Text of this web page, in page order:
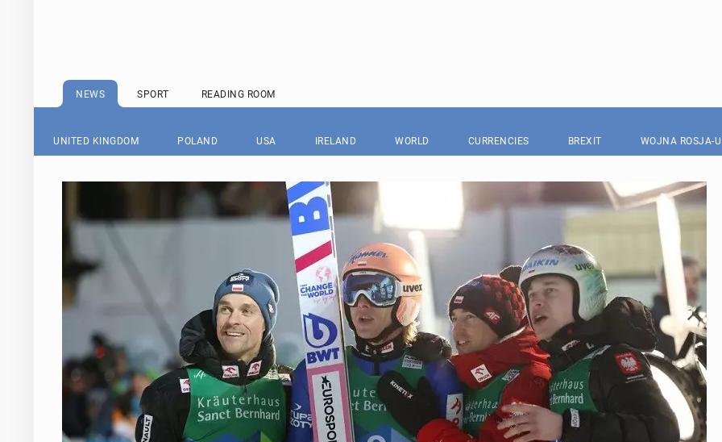
NEWS SPORT READING ROOM
UNITED KINGDOM POLAND USA IRELAND WORLD CURRENCIES BREXIT WOJNA ROSJA-